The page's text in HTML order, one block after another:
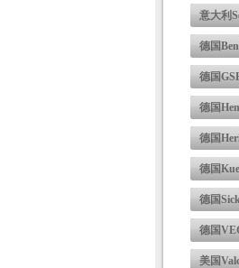
意大利
德国
德国
德国
德国
德国
德国
德国
美国